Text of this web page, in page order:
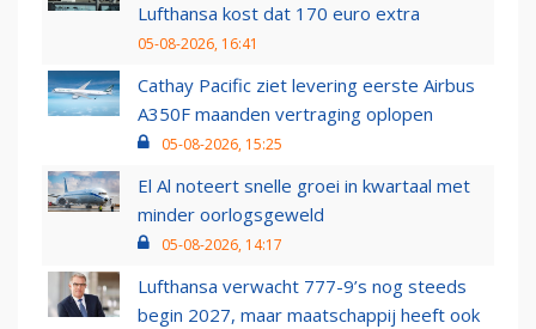
Lufthansa kost dat 170 euro extra
05-08-2026, 16:41
Cathay Pacific ziet levering eerste Airbus
A350F maanden vertraging oplopen
05-08-2026, 15:25
El Al noteert snelle groei in kwartaal met
minder oorlogsgeweld
05-08-2026, 14:17
Lufthansa verwacht 777-9’s nog steeds
begin 2027, maar maatschappij heeft ook